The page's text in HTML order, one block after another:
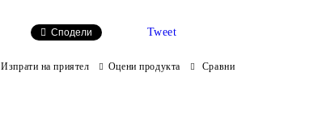
Сподели Tweet
Изпрати на приятел Оцени продукта Сравни